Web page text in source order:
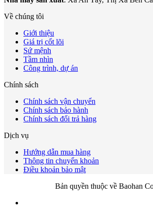
Về chúng tôi
Giới thiệu
Giá trị cốt lõi
Sứ mệnh
Tầm nhìn
Công trình, dự án
Chính sách
Chính sách vận chuyển
Chính sách bảo hành
Chính sách đổi trả hàng
Dịch vụ
Hướng dẫn mua hàng
Thông tin chuyển khoản
Điều khoản bảo mật
Bản quyền thuộc về Baohan